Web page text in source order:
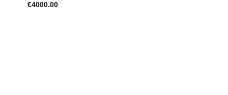
Rated 5.00
€4000.00